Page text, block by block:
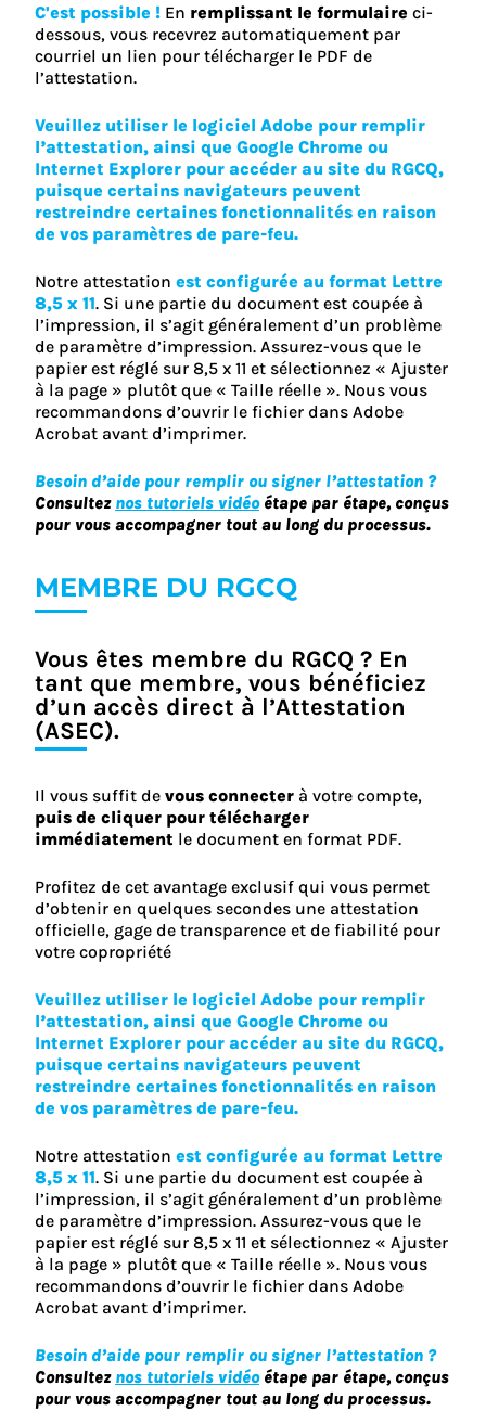
C'est possible ! En remplissant le formulaire ci-
dessous, vous recevrez automatiquement par
courriel un lien pour télécharger le PDF de
l’attestation.
Veuillez utiliser le logiciel Adobe pour remplir
l’attestation, ainsi que Google Chrome ou
Internet Explorer pour accéder au site du RGCQ,
puisque certains navigateurs peuvent
restreindre certaines fonctionnalités en raison
de vos paramètres de pare-feu.
Notre attestation est configurée au format Lettre
8,5 x 11. Si une partie du document est coupée à
l’impression, il s’agit généralement d’un problème
de paramètre d’impression. Assurez-vous que le
papier est réglé sur 8,5 x 11 et sélectionnez « Ajuster
à la page » plutôt que « Taille réelle ». Nous vous
recommandons d’ouvrir le fichier dans Adobe
Acrobat avant d’imprimer.
Besoin d’aide pour remplir ou signer l’attestation ?
Consultez nos tutoriels vidéoétape par étape, conçus
pour vous accompagner tout au long du processus.
MEMBRE DU RGCQ
Vous êtes membre du RGCQ ? En
tant que membre, vous bénéficiez
d’un accès direct à l’Attestation
(ASEC).
Il vous suffit de vous connecter à votre compte,
puis de cliquer pour télécharger
immédiatement le document en format PDF.
Profitez de cet avantage exclusif qui vous permet
d’obtenir en quelques secondes une attestation
officielle, gage de transparence et de fiabilité pour
votre copropriété
Veuillez utiliser le logiciel Adobe pour remplir
l’attestation, ainsi que Google Chrome ou
Internet Explorer pour accéder au site du RGCQ,
puisque certains navigateurs peuvent
restreindre certaines fonctionnalités en raison
de vos paramètres de pare-feu.
Notre attestation est configurée au format Lettre
8,5 x 11. Si une partie du document est coupée à
l’impression, il s’agit généralement d’un problème
de paramètre d’impression. Assurez-vous que le
papier est réglé sur 8,5 x 11 et sélectionnez « Ajuster
à la page » plutôt que « Taille réelle ». Nous vous
recommandons d’ouvrir le fichier dans Adobe
Acrobat avant d’imprimer.
Besoin d’aide pour remplir ou signer l’attestation ?
Consultez nos tutoriels vidéoétape par étape, conçus
pour vous accompagner tout au long du processus.